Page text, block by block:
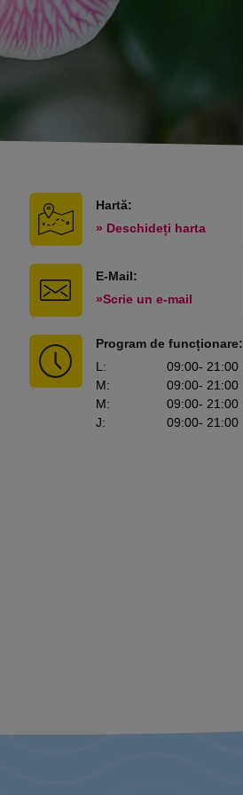
Hartă:
» Deschideți harta
E-Mail:
»Scrie un e-mail
Program de funcționare:
L : 09:00- 21:00
M: 09:00- 21:00
M: 09:00- 21:00
J: 09:00- 21:00